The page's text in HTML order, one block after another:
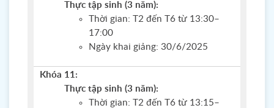
Thực tập sinh (3 năm):
Thời gian: T2 đến T6 từ 13:30–
17:00
Ngày khai giảng: 30/6/2025
Khóa 11:
Thực tập sinh (3 năm):
Thời gian: T2 đến T6 từ 13:15–